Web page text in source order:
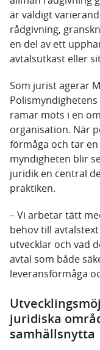
är väldigt
rådgivning,
en del av ett
avtalsutkast eller
Som jurist agerar
ramar möts i en
organisation. När
förmåga och tar
myndigheten blir
juridik en central
praktiken.
– Vi arbetar tätt
behov till
utvecklar och vad
avtal som både
leveransförmåga
juridiska
samhällsnytta